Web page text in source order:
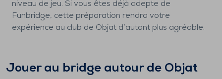
niveau de jeu. Si vous êtes déjà adepte de
Funbridge, cette préparation rendra votre
expérience au club de Objat d’autant plus agréable.
Jouer au bridge autour de Objat